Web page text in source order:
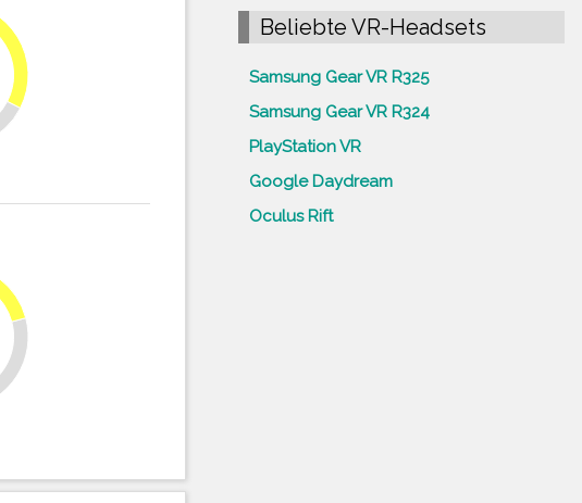
Beliebte VR-Headsets
Samsung Gear VR R325
Samsung Gear VR R324
PlayStation VR
Google Daydream
Oculus Rift